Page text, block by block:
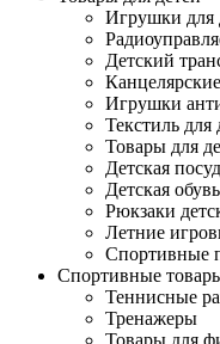
Игрушки для
Детский
Игрушки
Текстиль для
Товары для
Детская
Детская обувь
Рюкзаки
Летние
Спортивные
Спортивные
Теннисные
Тренажеры
Товары для